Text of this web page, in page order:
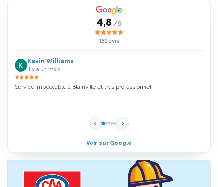
4,8 /5
151 avis
Kevin Williams
il y a un mois
Service impeccable à Blainville et très professionnel
Voir sur Google